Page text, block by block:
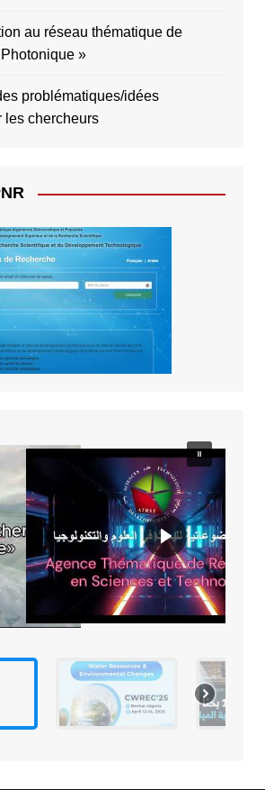
au réseau thématique de
»
problématiques/idées
les chercheurs